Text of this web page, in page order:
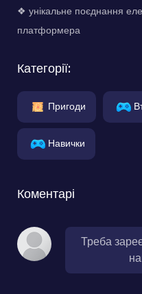
❖ унікальне поєднання
платформера
Категорії:
Пригоди
Навички
Коментарі
Треба